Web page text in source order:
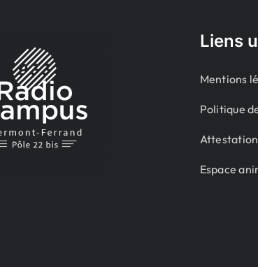
Liens
Mentions
Politique
Espace